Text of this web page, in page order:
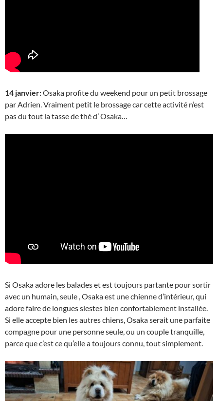
14 janvier:Osaka profite du weekend pour un petit brossage
par Adrien. Vraiment petit le brossage car cette activité n’est
pas du tout la tasse de thé d’ Osaka…
Si Osaka adore les balades et est toujours partante pour sortir
avec un humain, seule , Osaka est une chienne d’intérieur, qui
adore faire de longues siestes bien confortablement installée.
Si elle accepte bien les autres chiens, Osaka serait une parfaite
compagne pour une personne seule, ou un couple tranquille,
parce que c’est ce qu’elle a toujours connu, tout simplement.